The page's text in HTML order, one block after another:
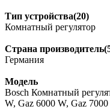
Тип устройства(20)
Комнатный регулятор
Страна
Германия
Модель
Bosch Комнатный
W, Gaz 6000 W, Gaz